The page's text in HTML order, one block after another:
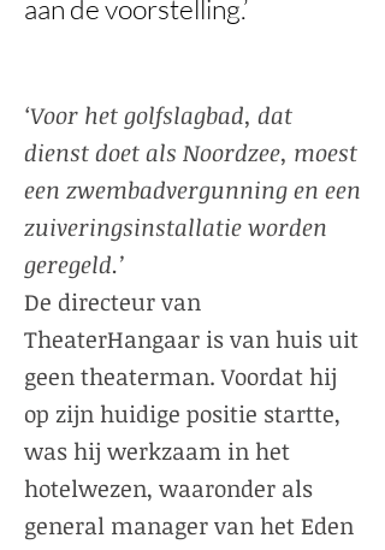
aan de voorstelling.’
‘Voor het golfslagbad, dat
dienst doet als Noordzee, moest
een zwembadvergunning en een
zuiveringsinstallatie worden
geregeld.’
De directeur van
TheaterHangaar is van huis uit
geen theaterman. Voordat hij
op zijn huidige positie startte,
was hij werkzaam in het
hotelwezen, waaronder als
general manager van het Eden